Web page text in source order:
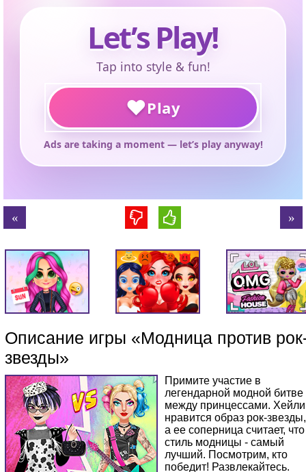
Описание игры «Модница против
звезды»
Примите участие в
легендарной модной битве
между принцессами. Хейли
нравится образ рок-звезды,
а ее соперница считает, что
стиль модницы - самый
лучший. Посмотрим, кто
победит! Развлекайтесь.